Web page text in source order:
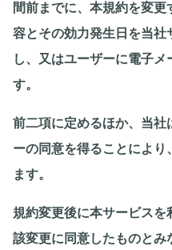
間前までに、本規約を変
容とその効力発生日を当
し、又はユーザーに電子
す。
前二項に定めるほか、当
ーの同意を得ることにより
ます。
規約変更後に本サービス
該変更に同意したものとみ